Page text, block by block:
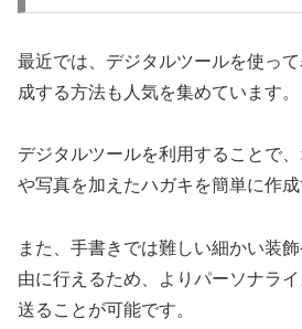
最近では、デジタルツールを使っ
成する方法も人気を集めています。
デジタルツールを利用することで
や写真を加えたハガキを簡単に作成
また、手書きでは難しい細かい装
由に行えるため、よりパーソナラ
送ることが可能です。